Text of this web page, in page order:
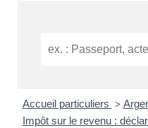
Accueil particuliers >
Impôt sur le revenu :